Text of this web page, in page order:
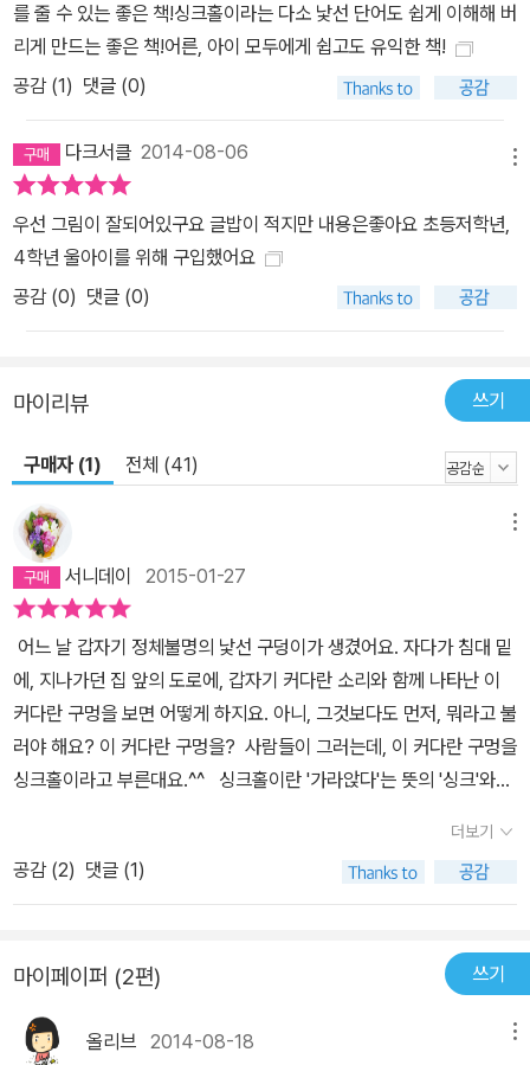
를 줄 수 있는 좋은 책!싱크홀이라는 다소 낯선 단어도 쉽게 이해해 버
리게 만드는 좋은 책!어른, 아이 모두에게 쉽고도 유익한 책!
공감 (1) 댓글 (0)
다크서클 2014-08-06
우선 그림이 잘되어있구요 글밥이 적지만 내용은좋아요 초등저학년,
4학년 울아이를 위해 구입했어요
공감 (0) 댓글 (0)
마이리뷰 쓰기
구매자 (1) 전체 (41)
서니데이 2015-01-27
어느 날 갑자기 정체불명의 낯선 구덩이가 생겼어요. 자다가 침대 밑
에, 지나가던 집 앞의 도로에, 갑자기 커다란 소리와 함께 나타난 이
커다란 구멍을 보면 어떻게 하지요. 아니, 그것보다도 먼저, 뭐라고 불
러야 해요? 이 커다란 구멍을? 사람들이 그러는데, 이 커다란 구멍을
싱크홀이라고 부른대요.^^ 싱크홀이란 '가라앉다'는 뜻의 '싱크'와
가라앉아 생겨난 구덩이다 (페이지13) 그럼 싱크홀에 대한 재미있
었으면 좋겠을 퀴즈^^ (힌트는 구덩이에요) 다음 구덩이 중의 싱크홀
은 무엇일까요. 1. 외할머니네 텃밭의 두더지굴2. 우리동네 맨홀3. 사
는 우물 (페이지 13) 싱크홀은 우리 나라에도 생겨서 사람들이 깜짝
놀랐지만, 우리 나라에만 생긴 건 아니었어요. 중국, 과테말라, 영국,
미국 등 각국에서 서로 다른 시각에 생겨서 사람들을 놀라게 했어요.
더보기
공감 (2) 댓글 (1)
마이페이퍼 (2편) 쓰기
올리브 2014-08-18